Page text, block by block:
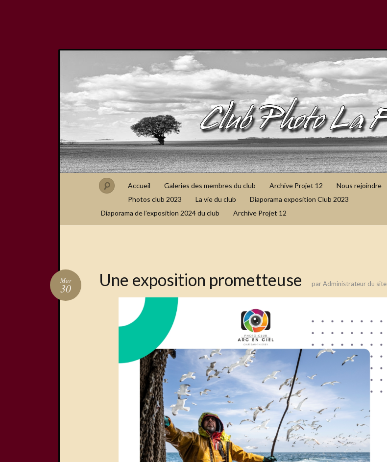
Accueil Galeries des membres du club Archive Projet 12
Nous rejoindre
Photos club 2023
La vie du club
Diaporama exposition Club 2023
Diaporama de l’exposition 2024 du club
Archive Projet 12
Une exposition prometteuse
Mar
30 parAdministrateur du site